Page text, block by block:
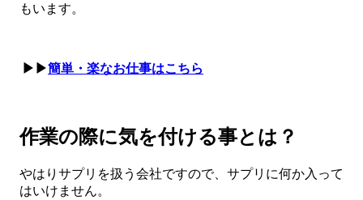
もいます。
▶▶簡単・楽なお仕事はこちら
作業の際に気を付ける事とは？
やはりサプリを扱う会社ですので、サプリに何か入って
はいけません。